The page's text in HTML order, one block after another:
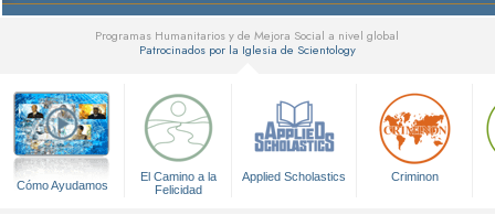
Programas Humanitarios y de Mejora Social a nivel global
Patrocinados por la Iglesia de Scientology
Cómo Ayudamos
El Camino a la
Felicidad
Applied Scholastics Criminon